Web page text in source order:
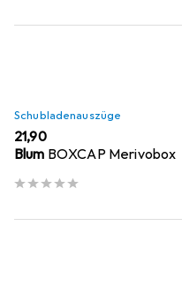
Schubladenauszüge
EUR
21,90
Blum BOXCAP Merivobox